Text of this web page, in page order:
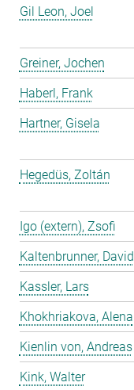
Gil Leon, Joel
Greiner, Jochen
Haberl, Frank
Hartner, Gisela
Hegedüs, Zoltán
Igo (extern), Zsofi
Kaltenbrunner, David
Kassler, Lars
Khokhriakova, Alena
Kienlin von, Andreas
Kink, Walter